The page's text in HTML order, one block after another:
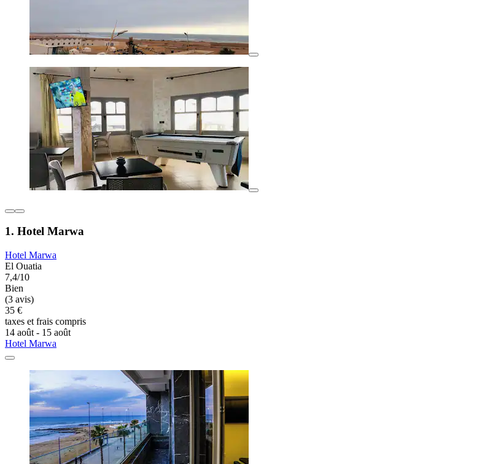
1. Hotel Marwa
Hotel Marwa
El Ouatia
7,4/10
Bien
(3 avis)
35 €
taxes et frais compris
14 août - 15 août
Hotel Marwa